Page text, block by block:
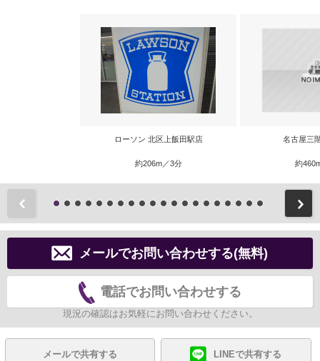
ローソン 北区上飯田駅店
約206m／3分
名古屋三
約
メールでお問い合わせする(無料)
電話でお問い合わせする
現況の確認はお気軽にお問い合わせください。
メールで共有する LINEで共有する